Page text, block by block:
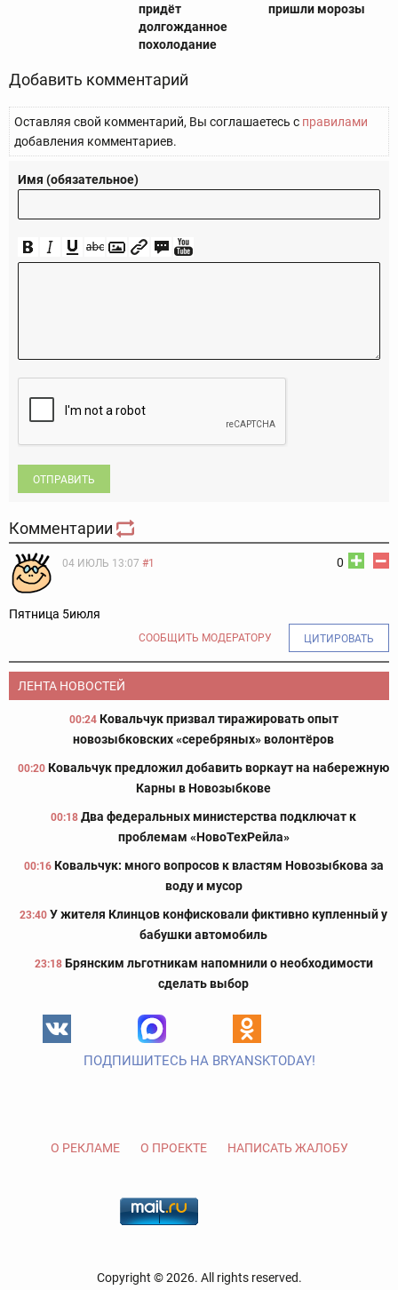
придёт
долгожданное
похолодание
пришли морозы
Добавить комментарий
Оставляя свой комментарий, Вы соглашаетесь с правилами
добавления комментариев.
Имя (обязательное)
ОТПРАВИТЬ
Комментарии
0
04 ИЮЛЬ 13:07 #1
Пятница 5июля
СООБЩИТЬ МОДЕРАТОРУ ЦИТИРОВАТЬ
ЛЕНТА НОВОСТЕЙ
00:24 Ковальчук призвал тиражировать опыт
новозыбковских «серебряных» волонтёров
00:20 Ковальчук предложил добавить воркаут на набережную
Карны в Новозыбкове
00:18 Два федеральных министерства подключат к
проблемам «НовоТехРейла»
00:16 Ковальчук: много вопросов к властям Новозыбкова за
воду и мусор
23:40 У жителя Клинцов конфисковали фиктивно купленный у
бабушки автомобиль
23:18 Брянским льготникам напомнили о необходимости
сделать выбор
ПОДПИШИТЕСЬ НА BRYANSKTODAY!
О РЕКЛАМЕ О ПРОЕКТЕ НАПИСАТЬ ЖАЛОБУ
Copyright © 2026. All rights reserved.